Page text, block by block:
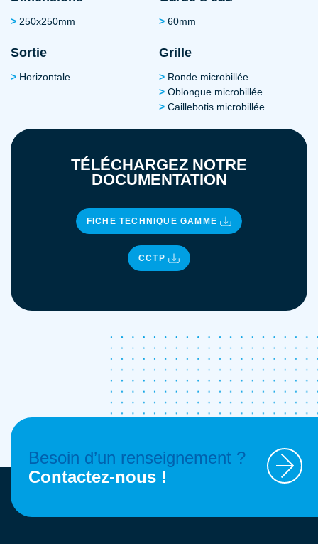
250x250mm 60mm
Sortie
Horizontale
Grille
Ronde microbillée
Oblongue microbillée
Caillebotis microbillée
TÉLÉCHARGEZ NOTRE
DOCUMENTATION
FICHE TECHNIQUE GAMME
CCTP
Besoin d’un renseignement ?
Contactez-nous !